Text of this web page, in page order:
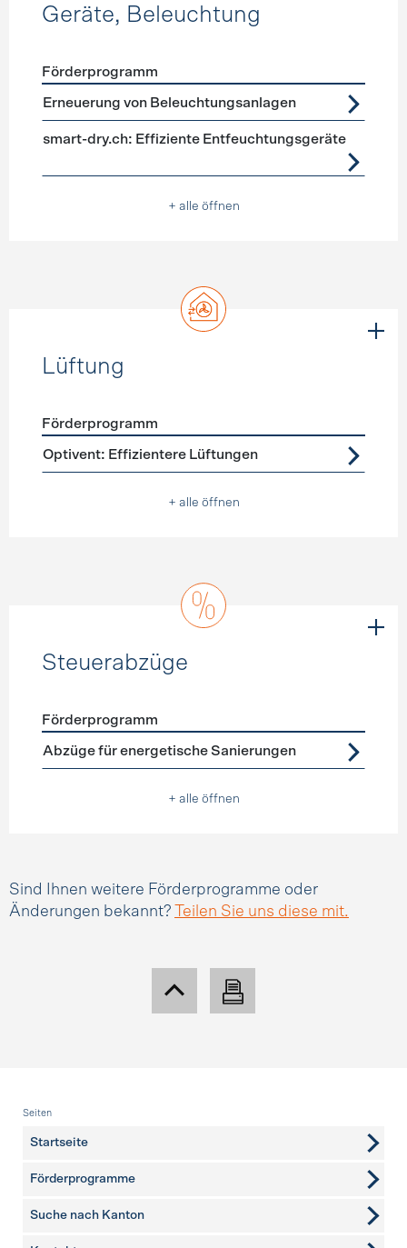
Geräte, Beleuchtung
Förderprogramme Geräte, Beleuchtung
Förderprogramm
Erneuerung von Beleuchtungsanlagen
smart-dry.ch: Effiziente Entfeuchtungsgeräte
+ alle öffnen
Lüftung
Förderprogramme Lüftung
Förderprogramm
Optivent: Effizientere Lüftungen
+ alle öffnen
Steuerabzüge
Förderprogramme Steuerabzüge
Förderprogramm
Abzüge für energetische Sanierungen
+ alle öffnen
Sind Ihnen weitere Förderprogramme oder
Änderungen bekannt?
Teilen Sie uns diese mit.
Fusszeile
Seiten
Startseite
Förderprogramme
Suche nach Kanton